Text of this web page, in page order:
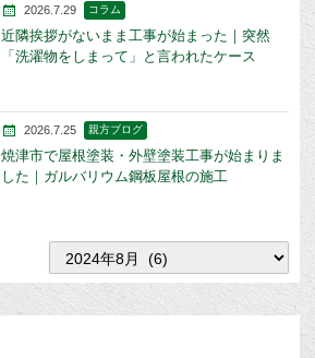
2026.7.29 コラム
近隣挨拶がないまま工事が始まった｜突然
「洗濯物をしまって」と言われたケース
2026.7.25 親方ブログ
焼津市で屋根塗装・外壁塗装工事が始まりま
した｜ガルバリウム鋼板屋根の施工